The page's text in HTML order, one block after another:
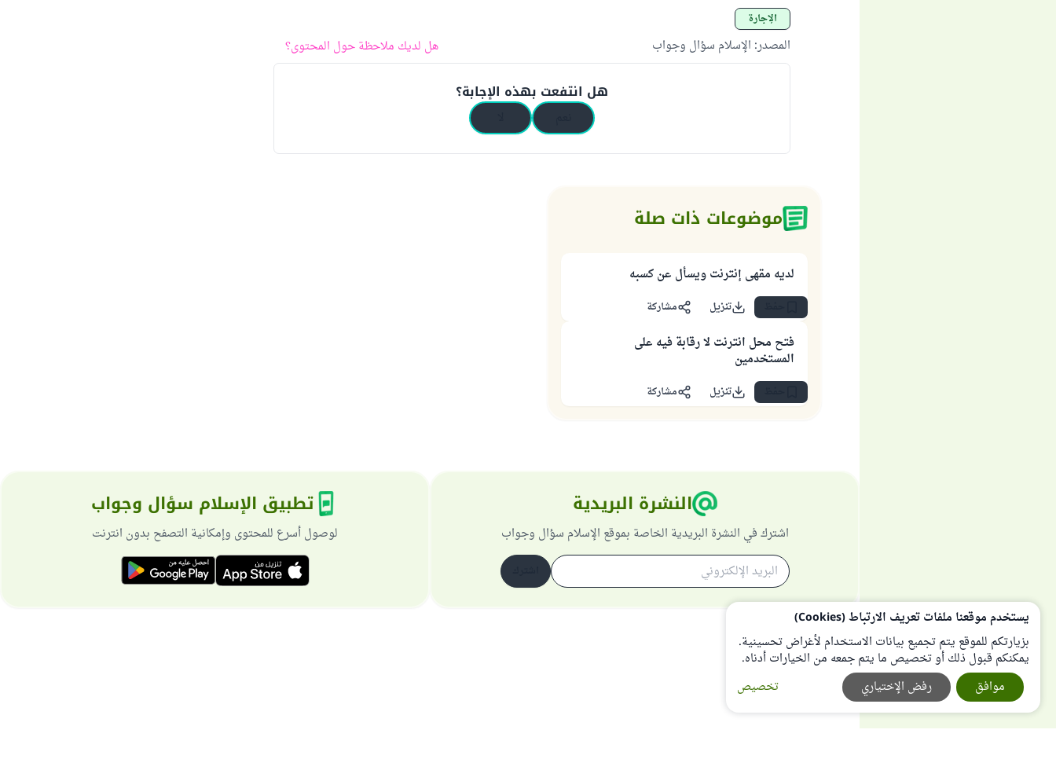
الإجارة
المصدر: الإسلام سؤال وجواب هل لديك ملاحظة حول المحتوى؟
هل انتفعت بهذه الإجابة؟
موضوعات ذات صلة
لديه مقهى إنترنت ويسأل عن كسبه
تنزيل مشاركة
فتح محل انترنت لا رقابة فيه على
المستخدمين
تنزيل مشاركة
النشرة البريدية
اشترك في النشرة البريدية الخاصة بموقع الإسلام سؤال وجواب
تطبيق الإسلام سؤال وجواب
لوصول أسرع للمحتوى وإمكانية التصفح بدون انترنت
يستخدم موقعنا ملفات تعريف الارتباط (Cookies)
بزيارتكم للموقع يتم تجميع بيانات الاستخدام لأغراض تحسينية.
يمكنكم قبول ذلك أو تخصيص ما يتم جمعه من الخيارات أدناه.
تخصيص
رفض الإختياري موافق